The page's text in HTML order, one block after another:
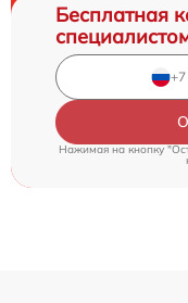
Бесплатная
Нажимая на кнопку